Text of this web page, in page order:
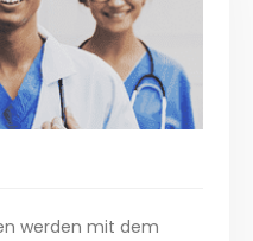
werden mit dem